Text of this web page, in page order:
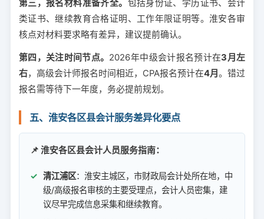
第三，报名材料准备齐全。 包括身份证、学历证书、会计
类证书、继续教育合格证明、工作年限证明等。淮安各审
核点对材料要求略有差异，建议提前确认。
第四，关注时间节点。 2026年中级会计报名预计在3月左
右，高级会计师报名时间相近，CPA报名预计在4月。错过
报名需等待下一年度，务必提前规划。
五、淮安各区县会计服务差异化要点
📌 淮安各区县会计人员服务指南：
清江浦区：淮安主城区，市财政局会计处所在地，中
级/高级报名审核的主要受理点，会计人员密集，建
议尽早完成信息采集和继续教育。